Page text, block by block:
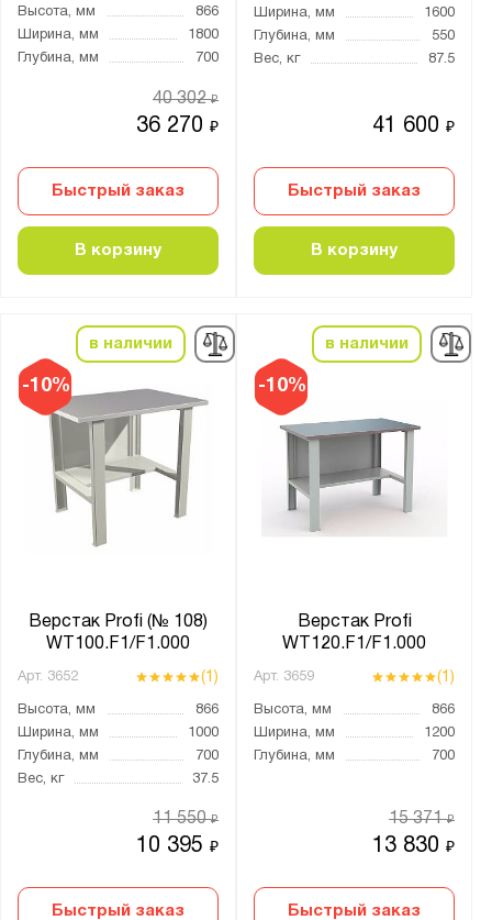
Высота, мм
866
Ширина, мм
1800
Глубина, мм
700
36 270₽
40 302₽
Быстрый заказ
В корзину
Ширина, мм
1600
Глубина, мм
550
Вес, кг
87.5
41 600₽
Быстрый заказ
В корзину
-10%
в наличии
Верстак Profi (№ 108)
WT100.F1/F1.000
Арт. 3652 (1)
Высота, мм
866
Ширина, мм
1000
Глубина, мм
700
Вес, кг
37.5
10 395₽
11 550₽
Быстрый заказ
-10%
в наличии
Верстак Profi
WT120.F1/F1.000
Арт. 3659 (1)
Высота, мм
866
Ширина, мм
1200
Глубина, мм
700
13 830₽
15 371₽
Быстрый заказ
3
7
8
9
11
13
14
15
16
Нагрузка на полку, кг:
от до
Тип замка:
2 ключевых
3 ключевых
4 ключевых
Ключевой